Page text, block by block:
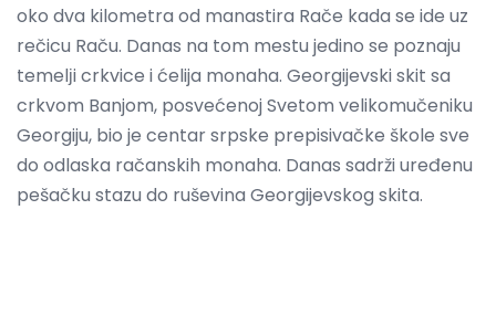
oko dva kilometra od manastira Rače kada se ide uz
rečicu Raču. Danas na tom mestu jedino se poznaju
temelјi crkvice i ćelija monaha. Georgijevski skit sa
crkvom Banjom, posvećenoj Svetom velikomučeniku
Georgiju, bio je centar srpske prepisivačke škole sve
do odlaska račanskih monaha. Danas sadrži uređenu
pešačku stazu do ruševina Georgijevskog skita.